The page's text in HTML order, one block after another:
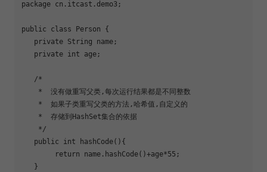
package cn.itcast.demo3;
public class Person {
   private String name;
   private int age;
   /*
    *  没有做重写父类,每次运行结果都是不同整数
    *  如果子类重写父类的方法,哈希值,自定义的
    *  存储到HashSet集合的依据
    */
   public int
hashCode(){
return name.hashCode()+age*55;
   }